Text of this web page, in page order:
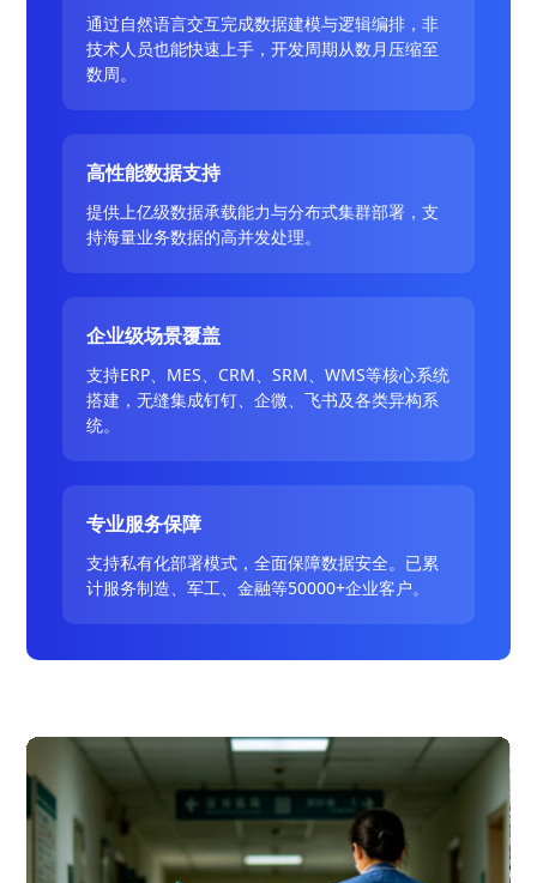
通过自然语言交互完成数据建模与逻辑编排，非
技术人员也能快速上手，开发周期从数月压缩至
数周。
高性能数据支持
提供上亿级数据承载能力与分布式集群部署，支
持海量业务数据的高并发处理。
企业级场景覆盖
支持ERP、MES、CRM、SRM、WMS等核心系统
搭建，无缝集成钉钉、企微、飞书及各类异构系
统。
专业服务保障
支持私有化部署模式，全面保障数据安全。已累
计服务制造、军工、金融等50000+企业客户。